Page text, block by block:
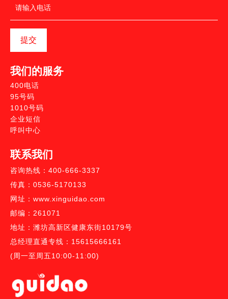
提交
我们的服务
400电话
95号码
1010号码
企业短信
呼叫中心
联系我们
咨询热线：400-666-3337
传真：0536-5170133
网址：www.xinguidao.com
邮编：261071
地址：潍坊高新区健康东街10179号
总经理直通专线：15615666161
(周一至周五10:00-11:00)